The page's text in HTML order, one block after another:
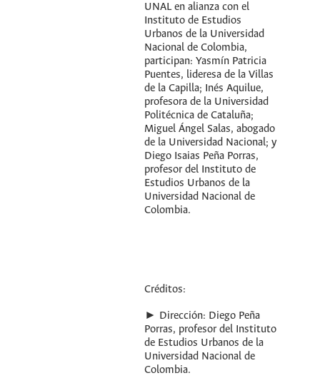
UNAL en alianza con el
Instituto de Estudios
Urbanos de la Universidad
Nacional de Colombia,
participan: Yasmín Patricia
Puentes, lideresa de la Villas
de la Capilla; Inés Aquilue,
profesora de la Universidad
Politécnica de Cataluña;
Miguel Ángel Salas, abogado
de la Universidad Nacional; y
Diego Isaias Peña Porras,
profesor del Instituto de
Estudios Urbanos de la
Universidad Nacional de
Colombia.
Créditos:
► Dirección: Diego Peña
Porras, profesor del Instituto
de Estudios Urbanos de la
Universidad Nacional de
Colombia.